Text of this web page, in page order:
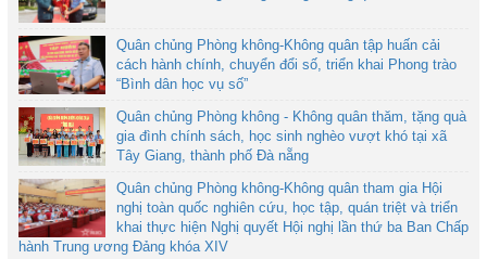
Quân chủng Phòng không-Không quân tập huấn cải
cách hành chính, chuyển đổi số, triển khai Phong trào
“Bình dân học vụ số”
Quân chủng Phòng không - Không quân thăm, tặng quà
gia đình chính sách, học sinh nghèo vượt khó tại xã
Tây Giang, thành phố Đà nẵng
Quân chủng Phòng không-Không quân tham gia Hội
nghị toàn quốc nghiên cứu, học tập, quán triệt và triển
khai thực hiện Nghị quyết Hội nghị lần thứ ba Ban Chấp
hành Trung ương Đảng khóa XIV